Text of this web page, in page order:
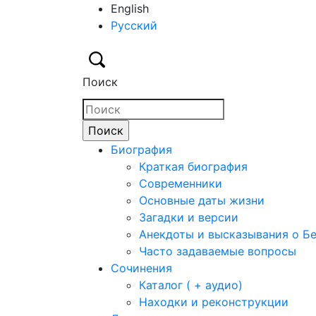
English
Русский
Поиск
Биография
Краткая биография
Современники
Основные даты жизни
Загадки и версии
Анекдоты и высказывания о
Часто задаваемые вопросы
Сочинения
Каталог ( + аудио)
Находки и реконструкции